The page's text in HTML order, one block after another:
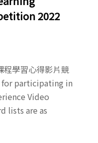
2022
程學習心得影片競
for participating in
Video
lists are as